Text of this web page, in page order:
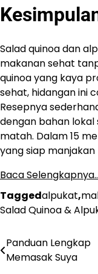
Salad quinoa dan
makanan sehat
quinoa yang kaya
sehat, hidangan ini
Resepnya
dengan bahan
matah. Dalam 15
yang siap manjakan
Baca
Taggedalpukat,
Salad Quinoa &
Post
Panduan Lengkap
Memasak Suya